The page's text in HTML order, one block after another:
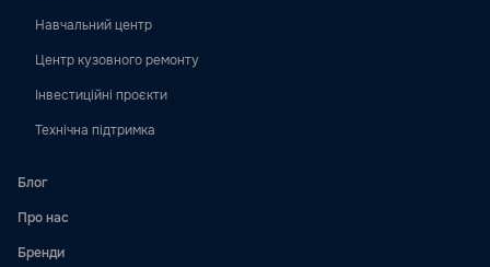
Навчальний центр
Центр кузовного ремонту
Інвестиційні проєкти
Технічна підтримка
Блог
Про нас
Бренди